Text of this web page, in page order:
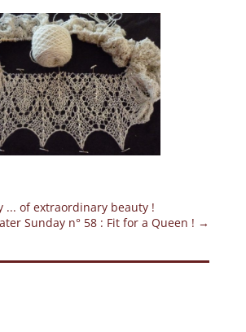
... of extraordinary beauty !
Sunday n° 58 : Fit for a Queen ! →